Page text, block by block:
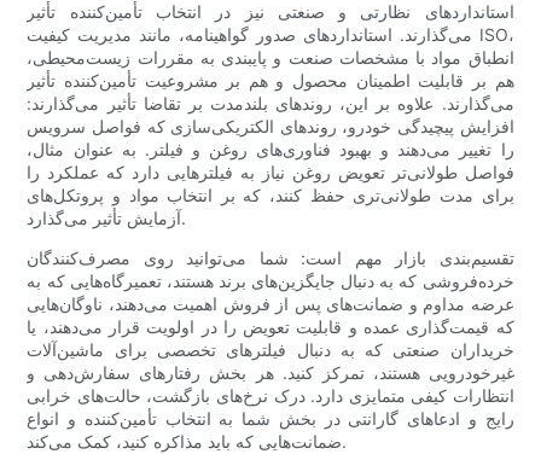
استانداردهای نظارتی و صنعتی نیز در انتخاب تأمین‌کننده تأثیر
می‌گذارند. استانداردهای صدور گواهینامه، مانند مدیریت کیفیت ISO،
انطباق مواد با مشخصات صنعت و پایبندی به مقررات زیست‌محیطی،
هم بر قابلیت اطمینان محصول و هم بر مشروعیت تأمین‌کننده تأثیر
می‌گذارند. علاوه بر این، روندهای بلندمدت بر تقاضا تأثیر می‌گذارند:
افزایش پیچیدگی خودرو، روندهای الکتریکی‌سازی که فواصل سرویس
را تغییر می‌دهند و بهبود فناوری‌های روغن و فیلتر. به عنوان مثال،
فواصل طولانی‌تر تعویض روغن نیاز به فیلترهایی دارد که عملکرد را
برای مدت طولانی‌تری حفظ کنند، که بر انتخاب مواد و پروتکل‌های
آزمایش تأثیر می‌گذارد.
تقسیم‌بندی بازار مهم است: شما می‌توانید روی مصرف‌کنندگان
خرده‌فروشی که به دنبال جایگزین‌های برند هستند، تعمیرگاه‌هایی که به
عرضه مداوم و ضمانت‌های پس از فروش اهمیت می‌دهند، ناوگان‌هایی
که قیمت‌گذاری عمده و قابلیت تعویض را در اولویت قرار می‌دهند، یا
خریداران صنعتی که به دنبال فیلترهای تخصصی برای ماشین‌آلات
غیرخودرویی هستند، تمرکز کنید. هر بخش رفتارهای سفارش‌دهی و
انتظارات کیفی متمایزی دارد. درک نرخ‌های بازگشت، حالت‌های خرابی
رایج و ادعاهای گارانتی در بخش شما به انتخاب تأمین‌کننده و انواع
ضمانت‌هایی که باید مذاکره کنید، کمک می‌کند.